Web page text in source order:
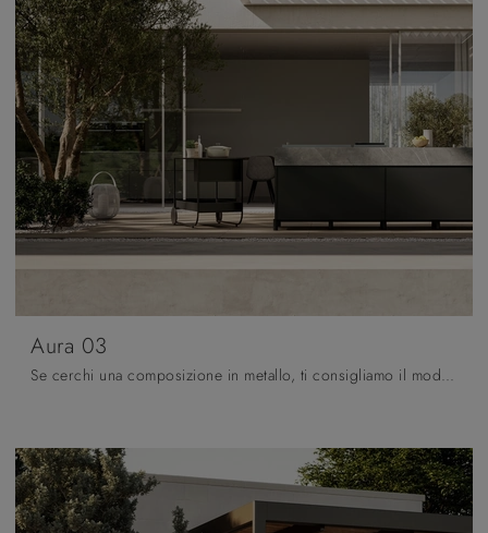
Aura 03
Se cerchi una composizione in metallo, ti consigliamo il modello visibile in foto: materiali di qualità e finiture di tendenza sono assicurati.